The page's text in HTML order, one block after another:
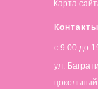
Контакты
Карта
с 9:00 до
ул.